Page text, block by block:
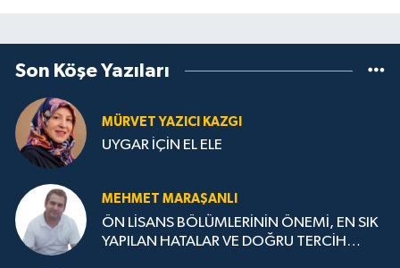
Son Köşe Yazıları
MÜRVET YAZICI KAZGI
UYGAR İÇİN EL ELE
MEHMET MARAŞANLI
ÖN LİSANS BÖLÜMLERİNİN ÖNEMİ, EN SIK
YAPILAN HATALAR VE DOĞRU TERCİH